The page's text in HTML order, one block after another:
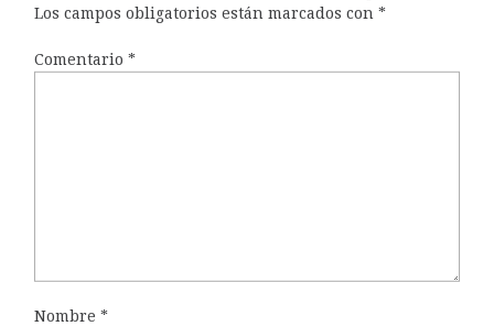
Los campos obligatorios están marcados con *
Comentario *
Nombre *